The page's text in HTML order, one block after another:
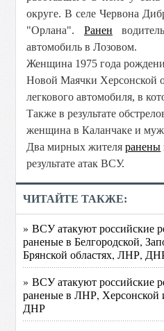
округе. В селе Червона
"Орлана". Ранен
автомобиль в Лозовом.
Женщина 1975 года
Новой Маячки Херсонской
легкового автомобиля, в
Также в результате
женщина в Каланчаке и
Два мирных жителяранены
результате атак ВСУ.
ЧИТАЙТЕ ТАКЖЕ:
» ВСУ атакуют российские
раненые в Белгородской,
Брянской областях, ЛНР,
» ВСУ атакуют российские
раненые в ЛНР, Херсонской
ДНР